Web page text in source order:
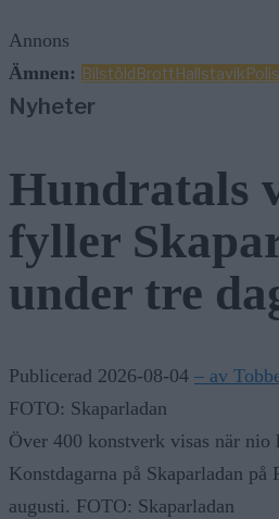
Annons
Ämnen: BilstöldBrottHallstavik
Nyheter
Hundratals
fyller
under tre
Publicerad 2026-08-04 – av
FOTO: Skaparladan
Över 400 konstverk visas när nio
Konstdagarna på Skaparladan på
augusti. FOTO: Skaparladan